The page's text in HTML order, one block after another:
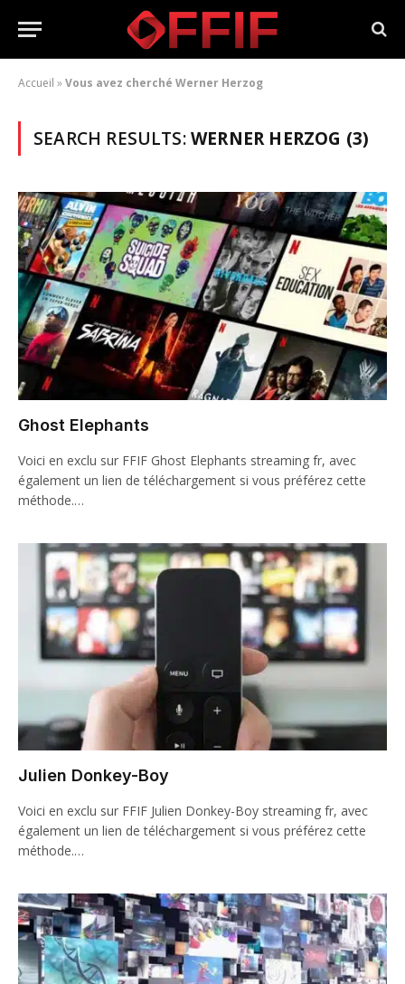
Accueil »Vous avez cherché Werner Herzog
SEARCH RESULTS:WERNER HERZOG (3)
Ghost Elephants
Voici en exclu sur FFIF Ghost Elephants streaming fr, avec
également un lien de téléchargement si vous préférez cette
méthode.…
Julien Donkey-Boy
Voici en exclu sur FFIF Julien Donkey-Boy streaming fr, avec
également un lien de téléchargement si vous préférez cette
méthode.…